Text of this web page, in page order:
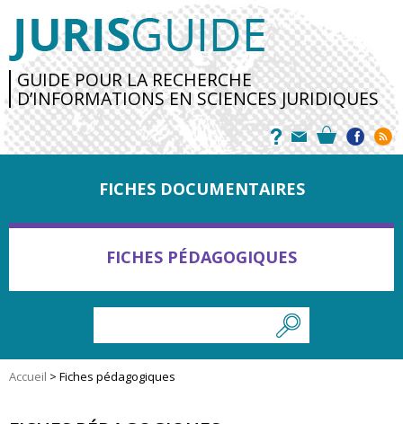
GUIDE POUR LA RECHERCHE
D’INFORMATIONS EN SCIENCES JURIDIQUES
FICHES DOCUMENTAIRES
FICHES PÉDAGOGIQUES
Accueil > Fiches pédagogiques